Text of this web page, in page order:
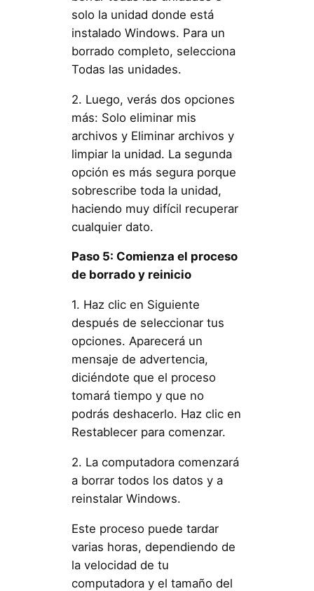
solo la unidad donde está
instalado Windows. Para un
borrado completo, selecciona
Todas las unidades.
2. Luego, verás dos opciones
más: Solo eliminar mis
archivos y Eliminar archivos y
limpiar la unidad. La segunda
opción es más segura porque
sobrescribe toda la unidad,
haciendo muy difícil recuperar
cualquier dato.
Paso 5: Comienza el proceso
de borrado y reinicio
1. Haz clic en Siguiente
después de seleccionar tus
opciones. Aparecerá un
mensaje de advertencia,
diciéndote que el proceso
tomará tiempo y que no
podrás deshacerlo. Haz clic en
Restablecer para comenzar.
2. La computadora comenzará
a borrar todos los datos y a
reinstalar Windows.
Este proceso puede tardar
varias horas, dependiendo de
la velocidad de tu
computadora y el tamaño del